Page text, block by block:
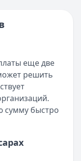
или
свежая
прямо сегодня?
iPhone: что
еще две
решить
сумму быстро